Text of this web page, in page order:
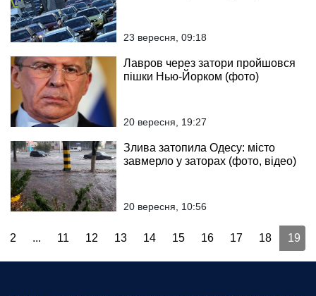
23 вересня, 09:18
Лавров через затори пройшовся
пішки Нью-Йорком (фото)
20 вересня, 19:27
Злива затопила Одесу: місто
завмерло у заторах (фото, відео)
20 вересня, 10:56
2 ... 11 12 13 14 15 16 17 18 19